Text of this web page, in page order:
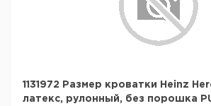
1131972 Размер кроватки Heinz
латекс, рулонный, без порошка